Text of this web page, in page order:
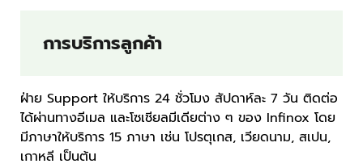
การบริการลูกค้า
ฝ่าย Support ให้บริการ 24 ชั่วโมง สัปดาห์ละ 7 วัน ติดต่อ
ได้ผ่านทางอีเมล และโซเชียลมีเดียต่าง ๆ ของ Infinox โดย
มีภาษาให้บริการ 15 ภาษา เช่น โปรตุเกส, เวียดนาม, สเปน,
เกาหลี เป็นต้น